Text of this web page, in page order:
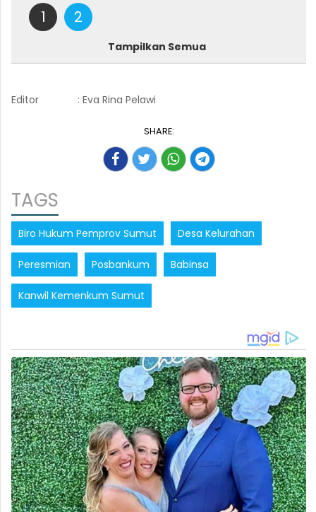
1 2
Tampilkan Semua
Editor : Eva Rina Pelawi
SHARE:
TAGS
Biro Hukum Pemprov Sumut Desa Kelurahan
Peresmian Posbankum Babinsa
Kanwil Kemenkum Sumut